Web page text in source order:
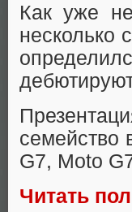
Как уже
несколько
семейство
G7, Moto
Читать